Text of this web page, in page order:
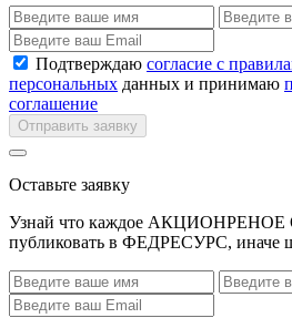
Подтверждаю согласие с
персональных данных и принимаю
соглашение
Отправить заявку
Оставьте заявку
Узнай что каждое
публиковать в ФЕДРЕСУРС, иначе